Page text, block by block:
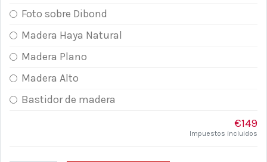
Foto sobre Dibond
Madera Haya Natural
Madera Plano
Madera Alto
Bastidor de madera
€149
Impuestos incluidos